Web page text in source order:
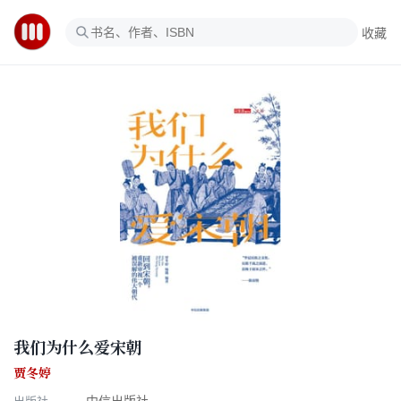
收藏
我们为什么爱宋朝
贾冬婷